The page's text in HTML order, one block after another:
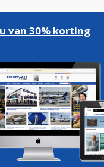
Podcasts
van 30% korting